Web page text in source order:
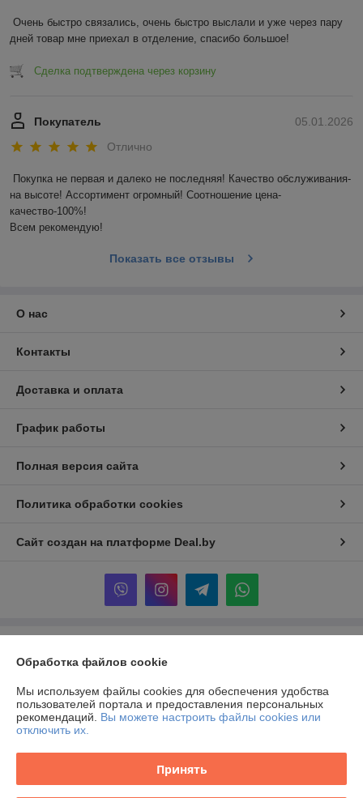
Очень быстро связались, очень быстро выслали и уже через пару
дней товар мне приехал в отделение, спасибо большое!
Сделка подтверждена через корзину
05.01.2026
Покупатель
Отлично
Покупка не первая и далеко не последняя! Качество обслуживания-
на высоте! Ассортимент огромный! Соотношение цена-
качество-100%!
Всем рекомендую!
Показать все отзывы
О нас
Контакты
Доставка и оплата
График работы
Полная версия сайта
Политика обработки cookies
Сайт создан на платформе Deal.by
г. Гродно. ул. Горького 71 кв. 63
Регистрационный номер ЕГР: 591280746
Регистрационный орган: Администрация Ленинского района, г. Гродно
Обработка файлов cookie
Мы используем файлы cookies для обеспечения удобства
пользователей портала и предоставления персональных
рекомендаций. Вы можете настроить файлы cookies или
отключить их.
Принять